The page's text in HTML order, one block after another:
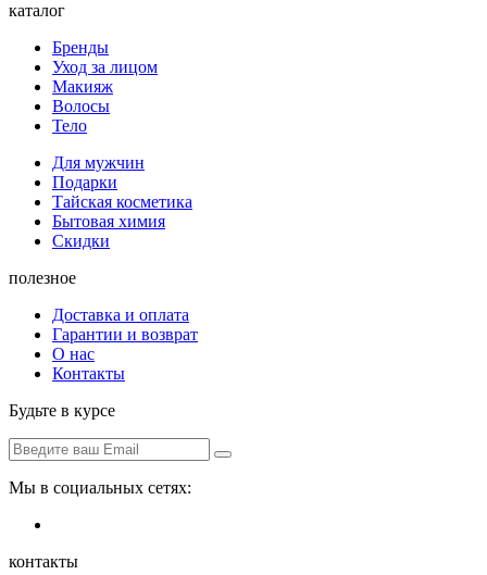
каталог
Бренды
Уход за лицом
Макияж
Волосы
Тело
Для мужчин
Подарки
Тайская косметика
Бытовая химия
Скидки
полезное
Доставка и оплата
Гарантии и возврат
О нас
Контакты
Будьте в курсе
Мы в социальных сетях:
контакты